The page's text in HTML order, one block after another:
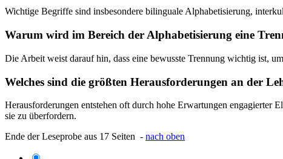
Wichtige Begriffe sind insbesondere bilinguale Alphabetisierung,
Warum wird im Bereich der Alphabetisierung eine
Die Arbeit weist darauf hin, dass eine bewusste Trennung wichtig ist,
Welches sind die größten Herausforderungen an der
Herausforderungen entstehen oft durch hohe Erwartungen engagierter
sie zu überfordern.
Ende der Leseprobe aus 17 Seiten - nach oben